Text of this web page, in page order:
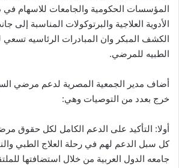
المؤسسات الحكومية والجامعات للاسهام في
الأدوية العلاجية والبرتوكولات المناسبة إلى
الكشف المبكر وان المبادرات الرئاسيه
الطبيه للمرضي.
أضاف مدير الجمعية المصرية لدعم مرضي
خرج بعدد من التوصيات وهي:
أولا: التأكيد على الدعم الكامل لكل حقوق
كل سبل الدعم لهم في رحلة العلاج الطبي
جامعه الدول العربية من خلال استضافتها